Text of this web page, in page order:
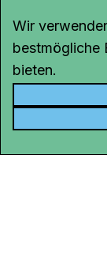
KONTAKT
Rohrerstrasse
Wir
bestmögliche
bieten.